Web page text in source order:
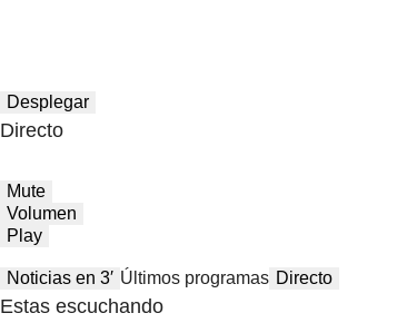
Desplegar
Directo
Mute
Volumen
Play
Noticias en 3′ Últimos programas Directo
Estas escuchando